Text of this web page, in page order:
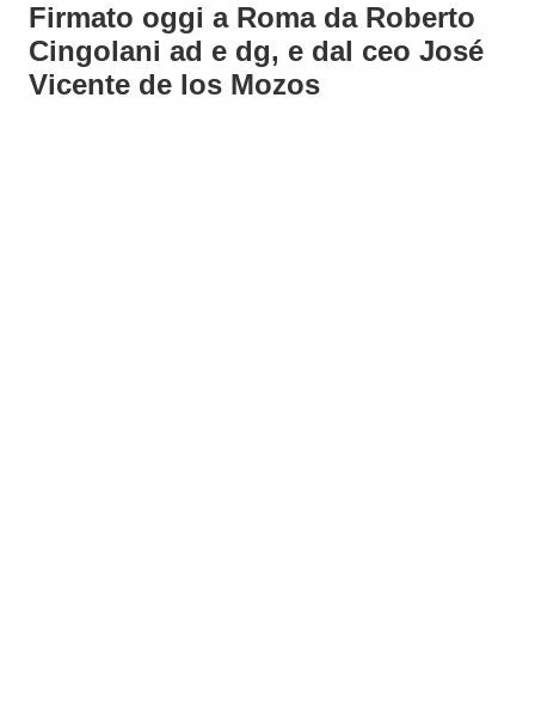
Firmato oggi a Roma da Roberto
Cingolani ad e dg, e dal ceo José
Vicente de los Mozos